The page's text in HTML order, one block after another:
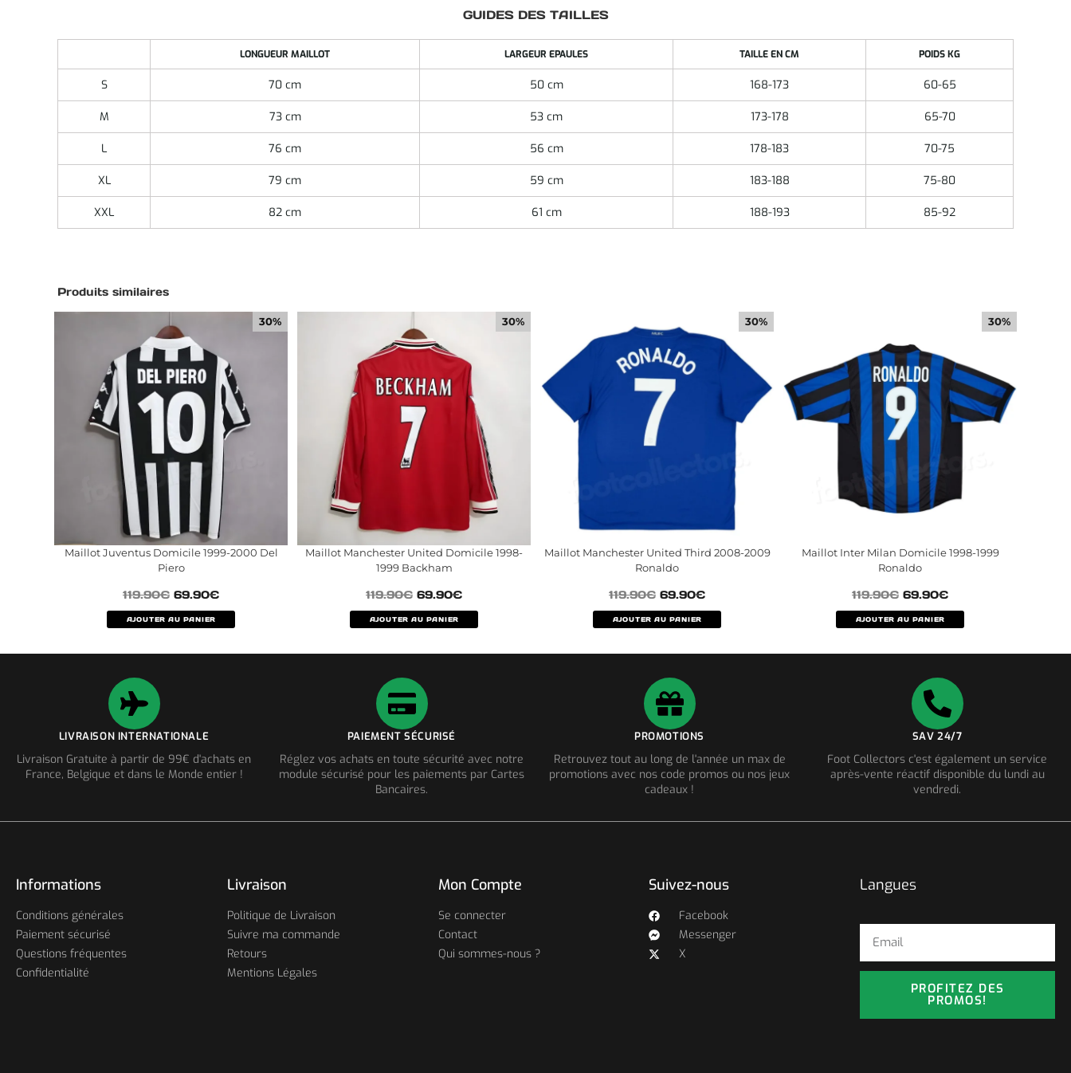
GUIDES DES TAILLES
LONGUEUR MAILLOT LARGEUR EPAULES TAILLE EN CM POIDS KG
S 70 cm 50 cm 168-173 60-65
M 73 cm 53 cm 173-178 65-70
L 76 cm 56 cm 178-183 70-75
XL 79 cm 59 cm 183-188 75-80
XXL 82 cm 61 cm 188-193 85-92
Produits similaires
30%
Maillot Juventus Domicile 1999-2000 Del
Piero
119.90€ 69.90€
AJOUTER AU PANIER
30%
Maillot Manchester United Domicile 1998-
1999 Backham
119.90€ 69.90€
AJOUTER AU PANIER
30%
Maillot Manchester United Third 2008-2009
Ronaldo
119.90€ 69.90€
AJOUTER AU PANIER
30%
Maillot Inter Milan Domicile 1998-1999
Ronaldo
119.90€ 69.90€
AJOUTER AU PANIER
LIVRAISON INTERNATIONALE
Livraison Gratuite à partir de 99€ d'achats en
France, Belgique et dans le Monde entier !
PAIEMENT SÉCURISÉ
Réglez vos achats en toute sécurité avec notre
module sécurisé pour les paiements par Cartes
Bancaires.
PROMOTIONS
Retrouvez tout au long de l'année un max de
promotions avec nos code promos ou nos jeux
cadeaux !
SAV 24/7
Foot Collectors c'est également un service
après-vente réactif disponible du lundi au
vendredi.
Informations
Conditions générales
Paiement sécurisé
Questions fréquentes
Confidentialité
Livraison
Politique de Livraison
Suivre ma commande
Retours
Mentions Légales
Mon Compte
Se connecter
Contact
Qui sommes-nous ?
Suivez-nous
Facebook
Messenger
X
Langues
PROFITEZ DES
PROMOS!